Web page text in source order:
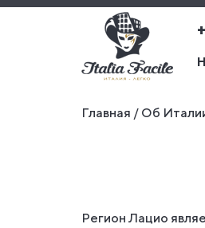
Главная / Об
Регион Лацио